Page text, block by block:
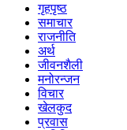
गृहपृष्ठ
समाचार
राजनीति
अर्थ
जीवनशैली
मनोरन्जन
विचार
खेलकुद
प्रवास